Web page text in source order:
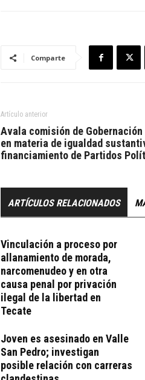
Comparte
Artículo anterior
Avala comisión de
en materia de igualdad
financiamiento de Partidos
ARTÍCULOS RELACIONADOS
Vinculación a proceso por
allanamiento de morada,
narcomenudeo y en otra
causa penal por privación
ilegal de la libertad en
Tecate
Joven es asesinado en Valle
San Pedro; investigan
posible relación con carreras